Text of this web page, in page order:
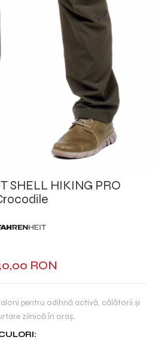
SHELL HIKING PRO
RON
pentru odihnă activă, călătorii și
zilnică în oraș.